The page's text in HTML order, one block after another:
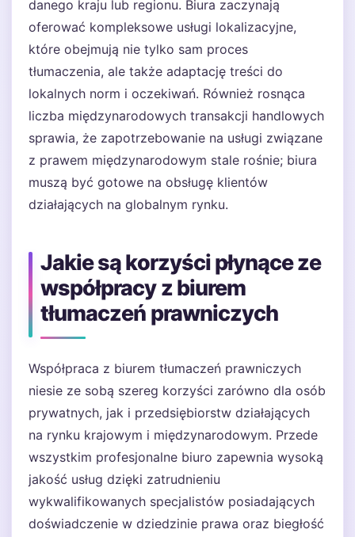
danego kraju lub regionu. Biura zaczynają
oferować kompleksowe usługi lokalizacyjne,
które obejmują nie tylko sam proces
tłumaczenia, ale także adaptację treści do
lokalnych norm i oczekiwań. Również rosnąca
liczba międzynarodowych transakcji handlowych
sprawia, że zapotrzebowanie na usługi związane
z prawem międzynarodowym stale rośnie; biura
muszą być gotowe na obsługę klientów
działających na globalnym rynku.
Jakie są korzyści płynące ze
współpracy z biurem
tłumaczeń prawniczych
Współpraca z biurem tłumaczeń prawniczych
niesie ze sobą szereg korzyści zarówno dla osób
prywatnych, jak i przedsiębiorstw działających
na rynku krajowym i międzynarodowym. Przede
wszystkim profesjonalne biuro zapewnia wysoką
jakość usług dzięki zatrudnieniu
wykwalifikowanych specjalistów posiadających
doświadczenie w dziedzinie prawa oraz biegłość